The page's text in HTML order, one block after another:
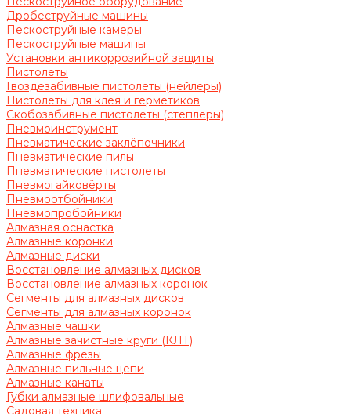
Дробеструйные машины
Пескоструйные камеры
Пескоструйные машины
Установки антикоррозийной защиты
Пистолеты
Гвоздезабивные пистолеты (нейлеры)
Пистолеты для клея и герметиков
Скобозабивные пистолеты (степлеры)
Пневмоинструмент
Пневматические заклёпочники
Пневматические пилы
Пневматические пистолеты
Пневмогайковёрты
Пневмоотбойники
Пневмопробойники
Алмазная оснастка
Алмазные коронки
Алмазные диски
Восстановление алмазных дисков
Восстановление алмазных коронок
Сегменты для алмазных дисков
Сегменты для алмазных коронок
Алмазные чашки
Алмазные зачистные круги (КЛТ)
Алмазные фрезы
Алмазные пильные цепи
Алмазные канаты
Губки алмазные шлифовальные
Садовая техника